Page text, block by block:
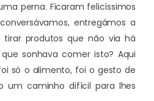
perna. Ficaram felicíssimos
entregámos a
tirar produtos que não via há
que sonhava comer isto? Aqui
só o alimento, foi o gesto de
um caminho difícil para lhes